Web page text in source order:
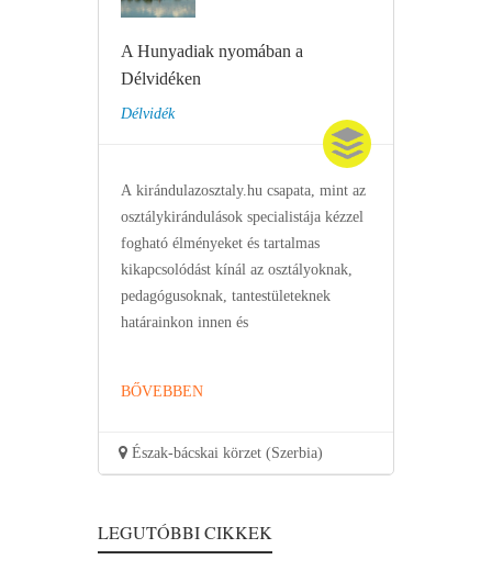
A Hunyadiak nyomában a
Délvidéken
Délvidék
A kirándulazosztaly.hu csapata, mint az
osztálykirándulások specialistája kézzel
fogható élményeket és tartalmas
kikapcsolódást kínál az osztályoknak,
pedagógusoknak, tantestületeknek
határainkon innen és
BŐVEBBEN
Észak-bácskai körzet (Szerbia)
LEGUTÓBBI CIKKEK